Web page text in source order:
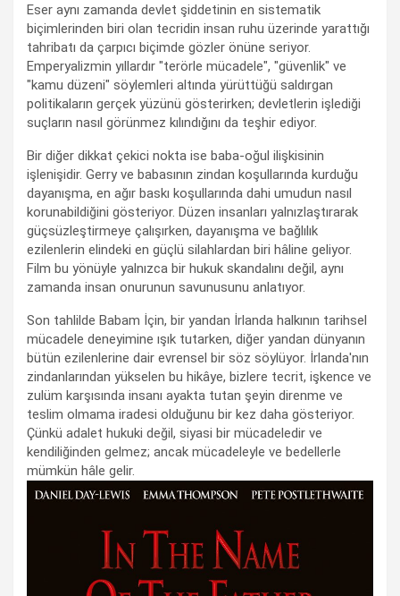
Eser aynı zamanda devlet şiddetinin en sistematik
biçimlerinden biri olan tecridin insan ruhu üzerinde yarattığı
tahribatı da çarpıcı biçimde gözler önüne seriyor.
Emperyalizmin yıllardır "terörle mücadele", "güvenlik" ve
"kamu düzeni" söylemleri altında yürüttüğü saldırgan
politikaların gerçek yüzünü gösterirken; devletlerin işlediği
suçların nasıl görünmez kılındığını da teşhir ediyor.
Bir diğer dikkat çekici nokta ise baba-oğul ilişkisinin
işlenişidir. Gerry ve babasının zindan koşullarında kurduğu
dayanışma, en ağır baskı koşullarında dahi umudun nasıl
korunabildiğini gösteriyor. Düzen insanları yalnızlaştırarak
güçsüzleştirmeye çalışırken, dayanışma ve bağlılık
ezilenlerin elindeki en güçlü silahlardan biri hâline geliyor.
Film bu yönüyle yalnızca bir hukuk skandalını değil, aynı
zamanda insan onurunun savunusunu anlatıyor.
Son tahlilde Babam İçin, bir yandan İrlanda halkının tarihsel
mücadele deneyimine ışık tutarken, diğer yandan dünyanın
bütün ezilenlerine dair evrensel bir söz söylüyor. İrlanda'nın
zindanlarından yükselen bu hikâye, bizlere tecrit, işkence ve
zulüm karşısında insanı ayakta tutan şeyin direnme ve
teslim olmama iradesi olduğunu bir kez daha gösteriyor.
Çünkü adalet hukuki değil, siyasi bir mücadeledir ve
kendiliğinden gelmez; ancak mücadeleyle ve bedellerle
mümkün hâle gelir.